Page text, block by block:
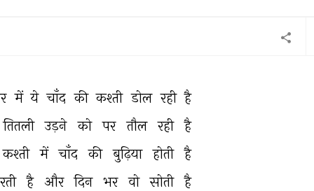
में ये चाँद की कश्ती डोल रही है
तितली उड़ने को पर तौल रही है
कश्ती में चाँद की बुढ़िया होती है
है और दिन भर वो सोती है